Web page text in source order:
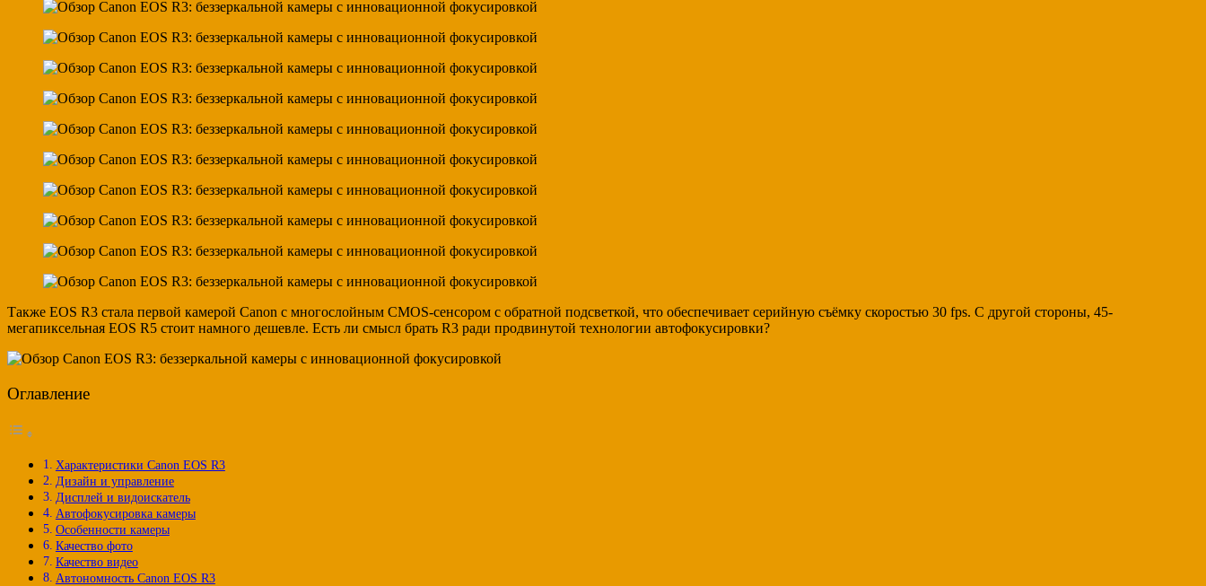
Также EOS R3 стала первой камерой Canon с многослойным CMOS-сенсором с обратной подсветкой, что обеспечивает серийную съёмку скоростью 30 fps. С другой стороны, 45-
мегапиксельная EOS R5 стоит намного дешевле. Есть ли смысл брать R3 ради продвинутой технологии автофокусировки?
Оглавление
Характеристики Canon EOS R3
Дизайн и управление
Дисплей и видоискатель
Автофокусировка камеры
Особенности камеры
Качество фото
Качество видео
Автономность Canon EOS R3